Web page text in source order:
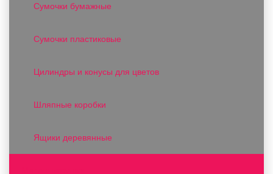
Сумочки бумажные
Сумочки пластиковые
Цилиндры и конусы для цветов
Шляпные коробки
Ящики деревянные